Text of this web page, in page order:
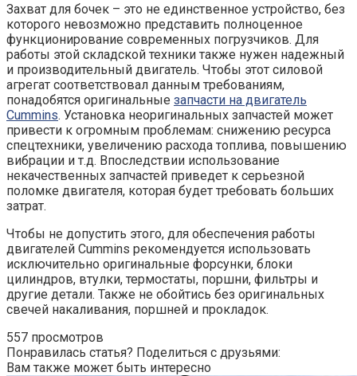
Захват для бочек – это не единственное устройство, без
которого невозможно представить полноценное
функционирование современных погрузчиков. Для
работы этой складской техники также нужен надежный
и производительный двигатель. Чтобы этот силовой
агрегат соответствовал данным требованиям,
понадобятся оригинальные запчасти на двигатель
Cummins. Установка неоригинальных запчастей может
привести к огромным проблемам: снижению ресурса
спецтехники, увеличению расхода топлива, повышению
вибрации и т.д. Впоследствии использование
некачественных запчастей приведет к серьезной
поломке двигателя, которая будет требовать больших
затрат.
Чтобы не допустить этого, для обеспечения работы
двигателей Cummins рекомендуется использовать
исключительно оригинальные форсунки, блоки
цилиндров, втулки, термостаты, поршни, фильтры и
другие детали. Также не обойтись без оригинальных
свечей накаливания, поршней и прокладок.
557 просмотров
Понравилась статья? Поделиться с друзьями:
Вам также может быть интересно